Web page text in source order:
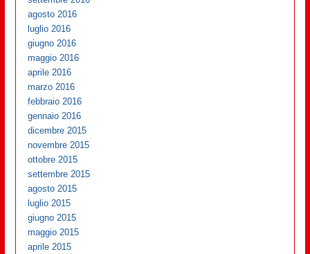
agosto 2016
luglio 2016
giugno 2016
maggio 2016
aprile 2016
marzo 2016
febbraio 2016
gennaio 2016
dicembre 2015
novembre 2015
ottobre 2015
settembre 2015
agosto 2015
luglio 2015
giugno 2015
maggio 2015
aprile 2015